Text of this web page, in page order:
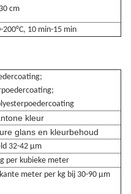
cm
200°C, 10 min-15 min
kleur
glans en kleurbehoud
32-42 μm
per kubieke meter
meter per kg bij 30-90 μm